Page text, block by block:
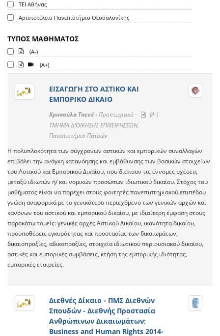
ΤΕΙ Αθήνας
Αριστοτέλειο Πανεπιστήμιο Θεσσαλονίκης
ΤΥΠΟΣ ΜΑΘΗΜΑΤΟΣ
(A-)
(A+)
ΕΙΣΑΓΩΓΗ ΣΤΟ ΑΣΤΙΚΟ ΚΑΙ
ΕΜΠΟΡΙΚΟ ΔΙΚΑΙΟ
Χρυσούλα Τσενέ -Προπτυχιακό -
(A-)
ΤΜΗΜΑ ΔΙΟΙΚΗΣΗΣ ΕΠΙΧΕΙΡΗΣΕΩΝ,
Πανεπιστήμιο Πατρών
Η πολυπλοκότητα των σύγχρονων αστικών και εμπορικών συναλλαγών
επιβάλει την ανάγκη κατανόησης και εμβάθυνσης των βασικών στοιχείων
του Αστικού και Εμπορικού Δικαίου, που διέπουν τις έννομες σχέσεις
μεταξύ ιδιωτών ή/ και νομικών προσώπων ιδιωτικού δικαίου. Στόχος του
μαθήματος είναι να παρέχει στους φοιτητές πανεπιστημιακού επιπέδου
γνώση αναφορικά με το γενικότερο περιεχόμενο των γενικών αρχών και
κανόνων του αστικού και εμπορικού δικαίου, με ιδιαίτερη έμφαση στους
παρακάτω τομείς: γενικές αρχές Αστικού Δικαίου, ικανότητα δικαίου,
προϋποθέσεις εγκυρότητας και προστασίας των δικαιωμάτων,
δικαιοπραξίες, αδικοπραξίες, στοιχεία ιδιωτικού περιουσιακού δικαίου,
αστικές και εμπορικές συμβάσεις, κτήση της εμπορικής ιδιότητας,
εμπορικές εταιρείες.
Διεθνές Δίκαιο - ΠΜΣ Διεθνών
Σπουδών - Διεθνής Προστασία
Ανθρώπινων Δικαιωμάτων:
Business and Human Rights 2014-